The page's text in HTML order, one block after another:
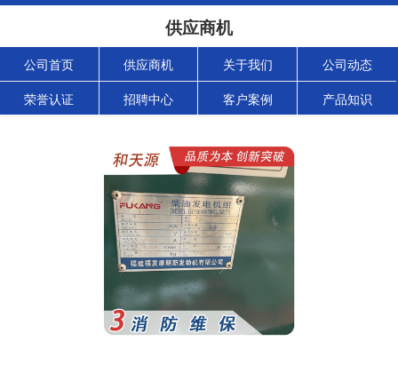
供应商机
公司首页 供应商机 关于我们 公司动态
荣誉认证 招聘中心 客户案例 产品知识